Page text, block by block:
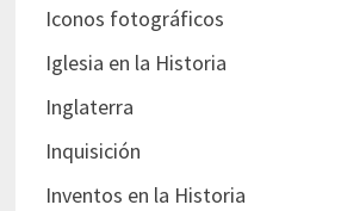
Iconos fotográficos
Iglesia en la Historia
Inglaterra
Inquisición
Inventos en la Historia